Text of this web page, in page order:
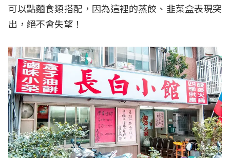
可以點麵食類搭配，因為這裡的蒸餃、韭菜盒表現突
出，絕不會失望！